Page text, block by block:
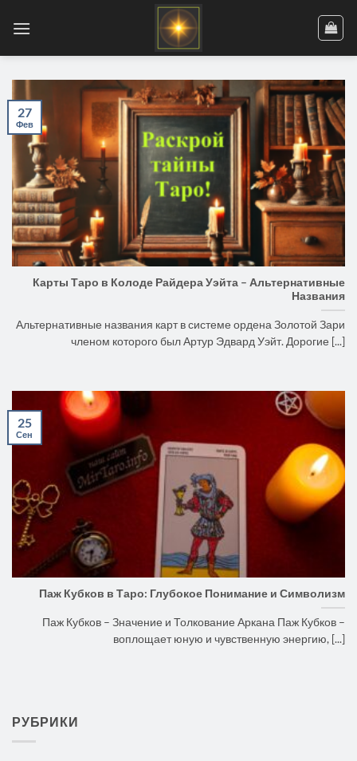
Карты Таро в Колоде Райдера Уэйта – Альтернативные
Названия
Альтернативные названия карт в системе ордена Золотой Зари
членом которого был Артур Эдвард Уэйт. Дорогие [...]
27
Фев
Паж Кубков в Таро: Глубокое Понимание и Символизм
Паж Кубков – Значение и Толкование Аркана Паж Кубков –
воплощает юную и чувственную энергию, [...]
25
Сен
РУБРИКИ